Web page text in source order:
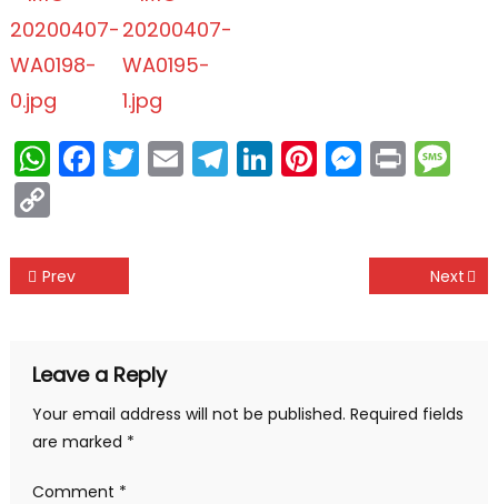
WhatsApp
Facebook
Twitter
EmailTelegram
LinkedIn
Pinterest
Print
Copy
Post
Prev Next
Leave a Reply
Your email address will not be published. Required fields
are marked *
Comment *